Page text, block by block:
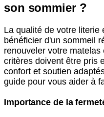
son sommier ?
La qualité de votre literie
bénéficier d'un sommeil
renouveler votre
critères doivent être pris
confort et soutien
guide pour vous aider à
Importance de la